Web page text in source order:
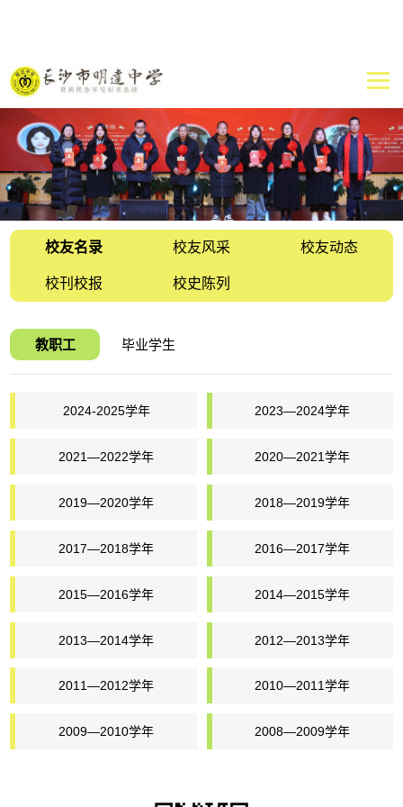
校友名录 校友风采 校友动态
校刊校报 校史陈列
教职工 毕业学生
2024-2025学年 2023—2024学年
2021—2022学年 2020—2021学年
2019—2020学年 2018—2019学年
2017—2018学年 2016—2017学年
2015—2016学年 2014—2015学年
2013—2014学年 2012—2013学年
2011—2012学年 2010—2011学年
2009—2010学年 2008—2009学年